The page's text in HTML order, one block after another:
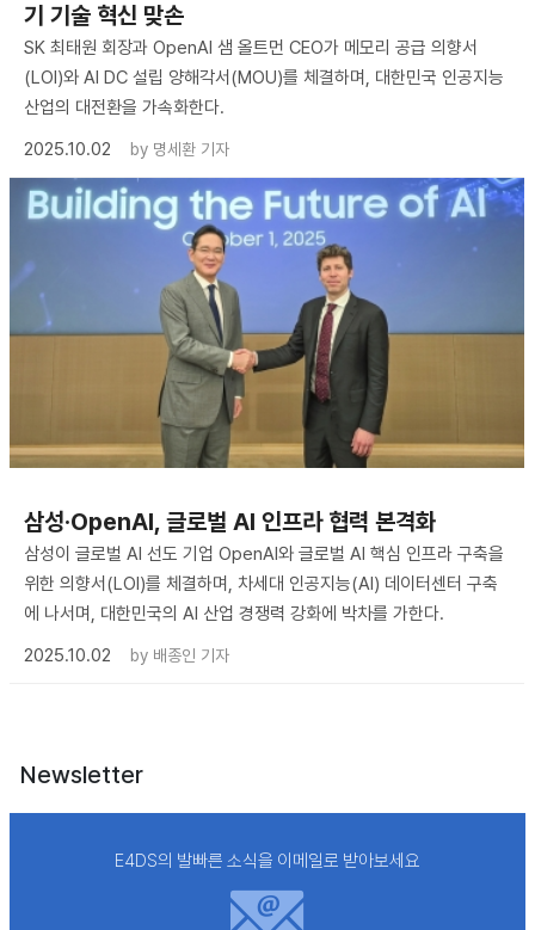
기 기술 혁신 맞손
SK 최태원 회장과 OpenAI 샘 올트먼 CEO가 메모리 공급 의향서
(LOI)와 AI DC 설립 양해각서(MOU)를 체결하며, 대한민국 인공지능
산업의 대전환을 가속화한다.
2025.10.02
by 명세환 기자
삼성·OpenAI, 글로벌 AI 인프라 협력 본격화
삼성이 글로벌 AI 선도 기업 OpenAI와 글로벌 AI 핵심 인프라 구축을
위한 의향서(LOI)를 체결하며, 차세대 인공지능(AI) 데이터센터 구축
에 나서며, 대한민국의 AI 산업 경쟁력 강화에 박차를 가한다.
2025.10.02
by 배종인 기자
Newsletter
E4DS의 발빠른 소식을 이메일로 받아보세요